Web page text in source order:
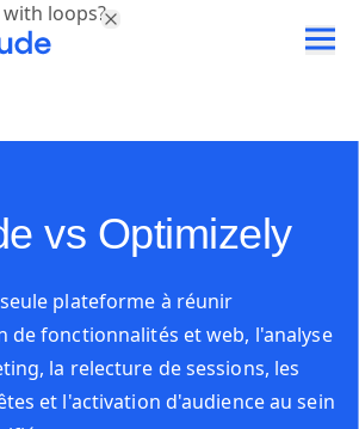
vs Optimizely
plateforme à réunir
de fonctionnalités et web, l'analyse
la relecture de sessions, les
et l'activation d'audience au sein
loops?